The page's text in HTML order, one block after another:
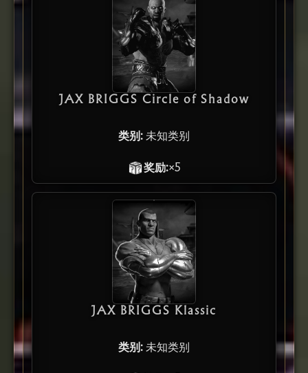
JAX BRIGGS Circle of Shadow
类别: 未知类别
奖励:×5
JAX BRIGGS Klassic
类别: 未知类别